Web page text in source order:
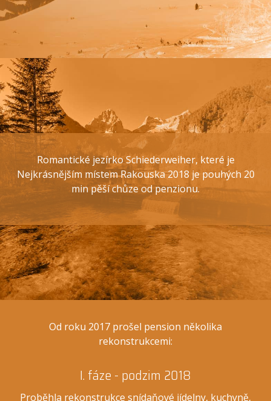
Romantické jezírko Schiederweiher, které je
Nejkrásnějším místem Rakouska 2018 je pouhých 20
min pěší chůze od penzionu.
Od roku 2017 prošel pension několika
rekonstrukcemi:
I. fáze - podzim 2018
Proběhla rekonstrukce snídaňové jídelny, kuchyně,